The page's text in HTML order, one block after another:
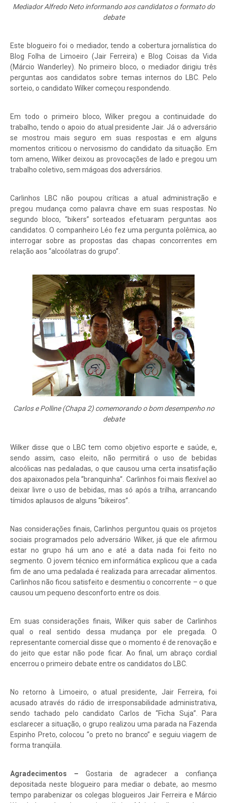
Mediador Alfredo Neto informando aos candidatos o formato do
debate
Este blogueiro foi o mediador, tendo a cobertura jornalística do
Blog Folha de Limoeiro (Jair Ferreira) e Blog Coisas da Vida
(Márcio Wanderley). No primeiro bloco, o mediador dirigiu três
perguntas aos candidatos sobre temas internos do LBC. Pelo
sorteio, o candidato Wilker começou respondendo.
Em todo o primeiro bloco, Wilker pregou a continuidade do
trabalho, tendo o apoio do atual presidente Jair. Já o adversário
se mostrou mais seguro em suas respostas e em alguns
momentos criticou o nervosismo do candidato da situação. Em
tom ameno, Wilker deixou as provocações de lado e pregou um
trabalho coletivo, sem mágoas dos adversários.
Carlinhos LBC não poupou críticas a atual administração e
pregou mudança como palavra chave em suas respostas. No
segundo bloco, “bikers” sorteados efetuaram perguntas aos
candidatos. O companheiro Léo fez uma pergunta polêmica, ao
interrogar sobre as propostas das chapas concorrentes em
relação aos “alcoólatras do grupo”.
Carlos e Polline (Chapa 2) comemorando o bom desempenho no
debate
Wilker disse que o LBC tem como objetivo esporte e saúde, e,
sendo assim, caso eleito, não permitirá o uso de bebidas
alcoólicas nas pedaladas, o que causou uma certa insatisfação
dos apaixonados pela “branquinha”. Carlinhos foi mais flexível ao
deixar livre o uso de bebidas, mas só após a trilha, arrancando
tímidos aplausos de alguns “bikeiros”.
Nas considerações finais, Carlinhos perguntou quais os projetos
sociais programados pelo adversário Wilker, já que ele afirmou
estar no grupo há um ano e até a data nada foi feito no
segmento. O jovem técnico em informática explicou que a cada
fim de ano uma pedalada é realizada para arrecadar alimentos.
Carlinhos não ficou satisfeito e desmentiu o concorrente – o que
causou um pequeno desconforto entre os dois.
Em suas considerações finais, Wilker quis saber de Carlinhos
qual o real sentido dessa mudança por ele pregada. O
representante comercial disse que o momento é de renovação e
do jeito que estar não pode ficar. Ao final, um abraço cordial
encerrou o primeiro debate entre os candidatos do LBC.
No retorno à Limoeiro, o atual presidente, Jair Ferreira, foi
acusado através do rádio de irresponsabilidade administrativa,
sendo tachado pelo candidato Carlos de “Ficha Suja”. Para
esclarecer a situação, o grupo realizou uma parada na Fazenda
Espinho Preto, colocou “o preto no branco” e seguiu viagem de
forma tranqüila.
Agradecimentos – Gostaria de agradecer a confiança
depositada neste blogueiro para mediar o debate, ao mesmo
tempo parabenizar os colegas blogueiros Jair Ferreira e Márcio